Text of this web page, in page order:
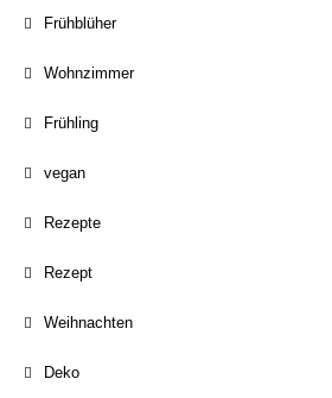
Frühblüher
Wohnzimmer
Frühling
vegan
Rezepte
Rezept
Weihnachten
Deko